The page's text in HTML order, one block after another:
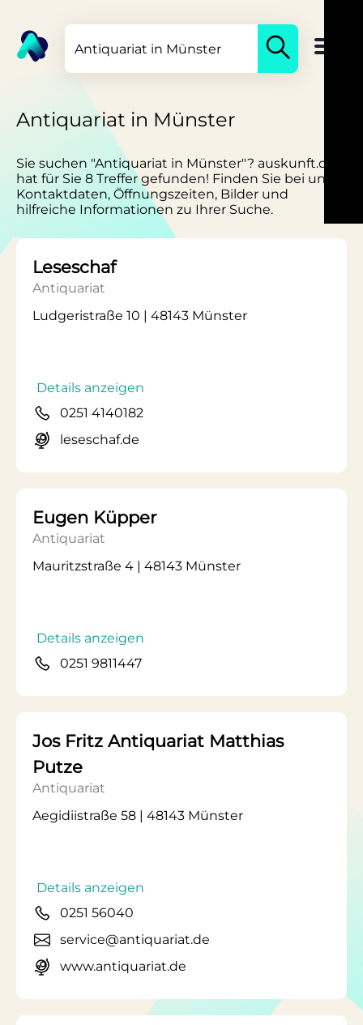
Antiquariat in Münster
Sie suchen "Antiquariat in Münster"? auskunft.de
hat für Sie 8 Treffer gefunden! Finden Sie bei uns
Kontaktdaten, Öffnungszeiten, Bilder und
hilfreiche Informationen zu Ihrer Suche.
Leseschaf
Antiquariat
Ludgeristraße 10 | 48143 Münster
Details anzeigen
0251 4140182
leseschaf.de
Eugen Küpper
Antiquariat
Mauritzstraße 4 | 48143 Münster
Details anzeigen
0251 9811447
Jos Fritz Antiquariat Matthias
Putze
Antiquariat
Aegidiistraße 58 | 48143 Münster
Details anzeigen
0251 56040
service@antiquariat.de
www.antiquariat.de